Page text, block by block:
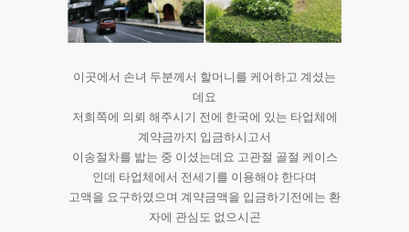
이곳에서 손녀 두분께서 할머니를 케어하고 계셨는
데요
저희쪽에 의뢰 해주시기 전에 한국에 있는 타업체에
계약금까지 입금하시고서
이송절차를 밟는 중 이셨는데요 고관절 골절 케이스
인데 타업체에서 전세기를 이용해야 한다며
고액을 요구하였으며 계약금액을 입금하기전에는 환
자에 관심도 없으시곤